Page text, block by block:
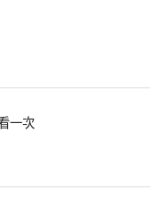
一次